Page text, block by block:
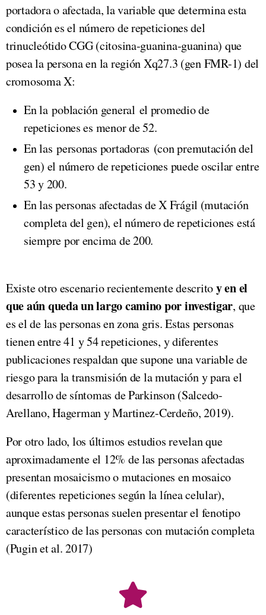
portadora o afectada, la variable que determina esta
condición es el número de repeticiones del
trinucleótido CGG (citosina-guanina-guanina) que
posea la persona en la región Xq27.3 (gen FMR-1) del
cromosoma X:
En la población general el promedio de
repeticiones es menor de 52.
En las personas portadoras (con premutación del
gen) el número de repeticiones puede oscilar entre
53 y 200.
En las personas afectadas de X Frágil (mutación
completa del gen), el número de repeticiones está
siempre por encima de 200.
Existe otro escenario recientemente descritoy en el
que aún queda un largo camino por investigar, que
es el de las personas en zona gris. Estas personas
tienen entre 41 y 54 repeticiones, y diferentes
publicaciones respaldan que supone una variable de
riesgo para la transmisión de la mutación y para el
desarrollo de síntomas de Parkinson (Salcedo-
Arellano, Hagerman y Martinez-Cerdeño, 2019).
Por otro lado, los últimos estudios revelan que
aproximadamente el 12% de las personas afectadas
presentan mosaicismo o mutaciones en mosaico
(diferentes repeticiones según la línea celular),
aunque estas personas suelen presentar el fenotipo
característico de las personas con mutación completa
(Pugin et al. 2017)